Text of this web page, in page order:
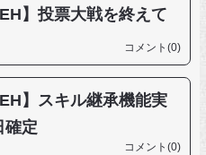
】投票大戦を終えて
コメント(0)
】スキル継承機能実
確定
コメント(0)